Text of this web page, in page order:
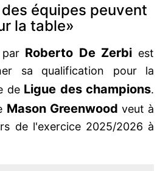
équipes peuvent
la table»
Roberto De Zerbi est
sa qualification pour la
de Ligue des champions.
Mason Greenwood veut à
de l'exercice 2025/2026 à